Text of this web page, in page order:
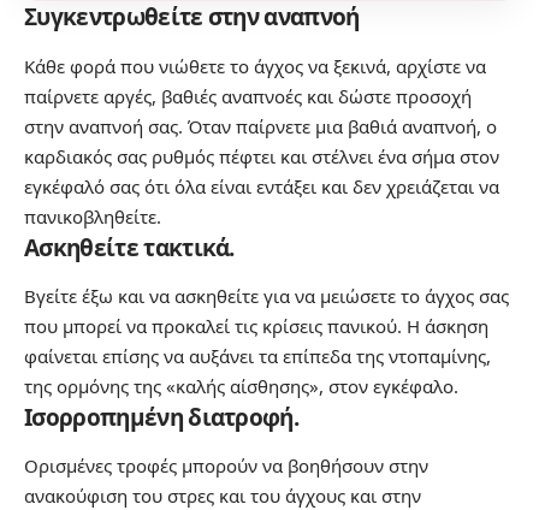
Συγκεντρωθείτε στην αναπνοή
Κάθε φορά που νιώθετε το άγχος να ξεκινά, αρχίστε να
παίρνετε αργές, βαθιές αναπνοές και δώστε προσοχή
στην αναπνοή σας. Όταν παίρνετε μια βαθιά αναπνοή, ο
καρδιακός σας ρυθμός πέφτει και στέλνει ένα σήμα στον
εγκέφαλό σας ότι όλα είναι εντάξει και δεν χρειάζεται να
πανικοβληθείτε.
Ασκηθείτε τακτικά.
Βγείτε έξω και να ασκηθείτε για να μειώσετε το άγχος σας
που μπορεί να προκαλεί τις κρίσεις πανικού. Η άσκηση
φαίνεται επίσης να αυξάνει τα επίπεδα της ντοπαμίνης,
της ορμόνης της «καλής αίσθησης», στον εγκέφαλο.
Ισορροπημένη διατροφή.
Ορισμένες τροφές μπορούν να βοηθήσουν στην
ανακούφιση του στρες και του άγχους και στην